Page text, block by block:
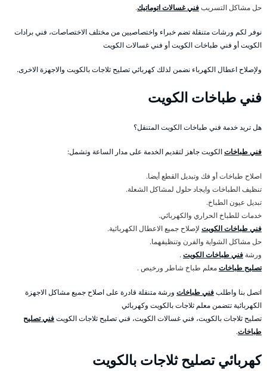
حل مشاكل التسريبفني غسالات اتوماتيك.
نوفر لكم ورشات متنقلة تضم خبراء واختصاصيين من مختلف الاختصاصات، فني برادات
الكويت أو فني طباخات الكويت أو فني غسالات الكويت
ولإصلاح اعطال الكهرباء نضمن لذلك كهربائي تصليح ثلاجات بالكويت والاجهزة الاخرى.
فني طباخات الكويت
هل تريد خدمة فني طباخات الكويت المتنقل؟
فني طباخاتالكويت جاهز لتقديم الخدمة على مدار الساعة وتشمل:
اصلاح طباخات أو فك وتبديل القطع أيضا.
تنظيف الطباخات وايجاد حلول لمشاكل الشعلة.
تبديل عيون الطباخ.
خدمات للطباخ الحراري والكهربائي.
فني طباخات الكويت لإصلاح جميع الاعطال الكهربائية.
حل مشاكل الشواية والفرن وتنظيفهما.
ورشة فني طباخات الكويت.
تصليح طباخاتمعلم طباخ شاطر ورخيص .
اتصل بنا واطلبفني طباخات ورشة متنقلة قادرة على اصلاح جميع مشاكل الاجهزة
الكهربائية تتضمن معلم ثلاجات بالكويت وكهربائي
تصليح ثلاجات بالكويت، فني غسالات الكويت، فني تصليح ثلاجات الكويتفني تصليح
طباخات.
كهربائي تصليح ثلاجات بالكويت